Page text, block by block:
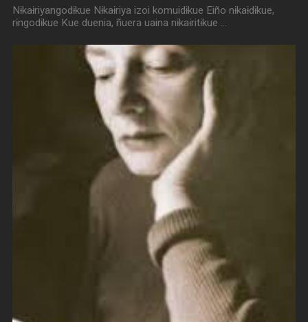
Nɨkaɨriyangodɨkue Nɨkaɨriya izoi komuidɨkue Eiño nɨkaɨdɨkue,
rɨngodɨkue Kue duenia, ñuera uaina nɨkaɨritɨkue …